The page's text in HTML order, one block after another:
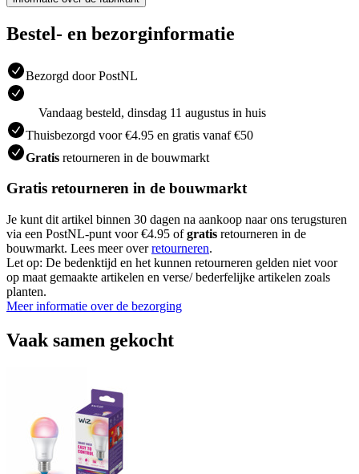
Bestel- en bezorginformatie
Bezorgd door PostNL
Vandaag besteld, dinsdag 11 augustus in huis
Thuisbezorgd voor €4.95 en gratis vanaf €50
Gratis retourneren in de bouwmarkt
Gratis retourneren in de bouwmarkt
Je kunt dit artikel binnen 30 dagen na aankoop naar ons terugsturen
via een PostNL-punt voor €4.95 ofgratis retourneren in de
bouwmarkt. Lees meer overretourneren.
Let op: De bedenktijd en het kunnen retourneren gelden niet voor
op maat gemaakte artikelen en verse/ bederfelijke artikelen zoals
planten.
Meer informatie over de bezorging
Vaak samen gekocht